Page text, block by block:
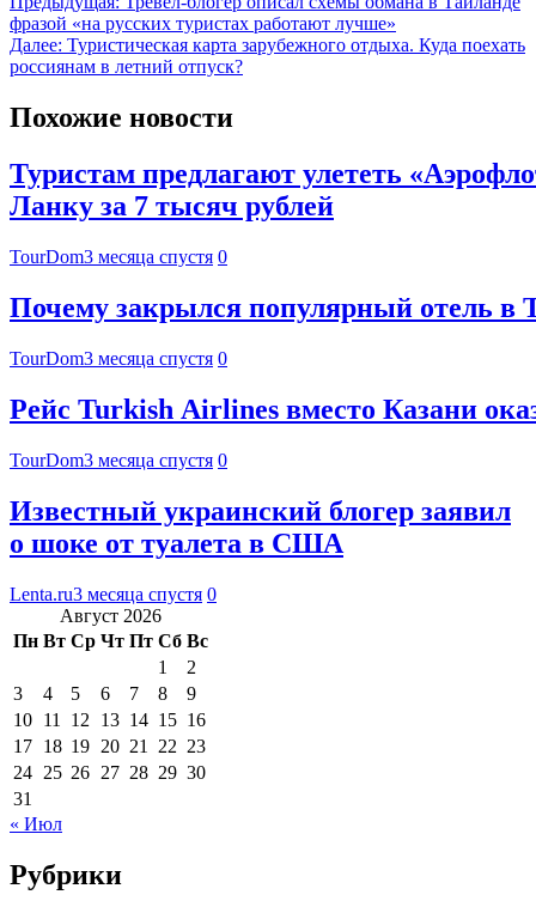
фразой «на русских туристах работают лучше»
Далее: Туристическая карта зарубежного отдыха. Куда поехать
россиянам в летний отпуск?
Похожие новости
Туристам предлагают улететь
Ланку за 7 тысяч рублей
TourDom3 месяца спустя 0
Почему закрылся популярный отель в
TourDom3 месяца спустя 0
Рейс Turkish Airlines вместо Казани
TourDom3 месяца спустя 0
Известный украинский блогер заявил
о шоке от туалета в США
Lenta.ru3 месяца спустя 0
Август 2026
Пн Вт Ср Чт Пт Сб Вс
1
2
3
4 5 6 7 8
9
10 11 12 13 14 15 16
17 18 19 20 21 22 23
24 25 26 27 28 29 30
31
« Июл
Рубрики